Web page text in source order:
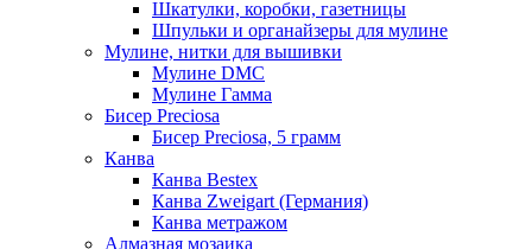
Шкатулки, коробки, газетницы
Шпульки и органайзеры для мулине
Мулине, нитки для вышивки
Мулине DMC
Мулине Гамма
Бисер Preciosa
Бисер Preciosa, 5 грамм
Канва
Канва Bestex
Канва Zweigart (Германия)
Канва метражом
Алмазная мозаика